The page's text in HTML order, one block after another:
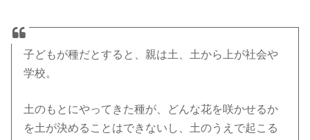
子どもが種だとすると、親は土、土から上が社会や
学校。
土のもとにやってきた種が、どんな花を咲かせるか
を土が決めることはできないし、土のうえで起こる